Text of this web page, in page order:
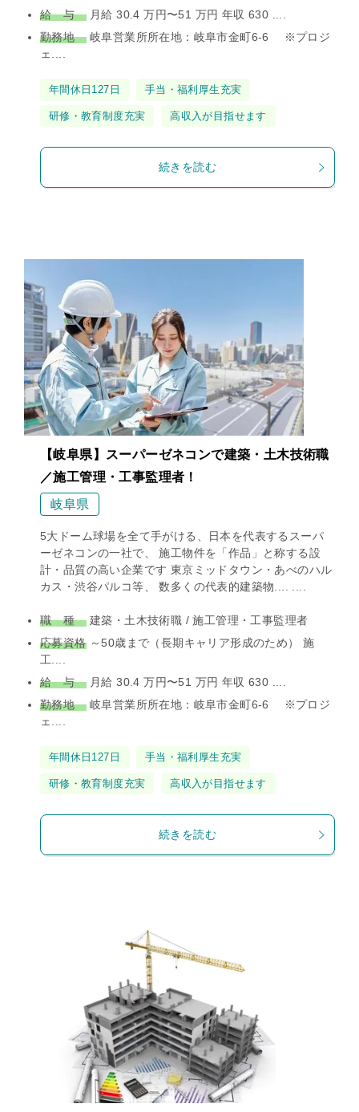
給 与月給 30.4 万円〜51 万円 年収 630 ....
勤務地岐阜営業所所在地：岐阜市金町6-6 ※プロジ
ェ....
タ年間休日127日 手当・福利厚生充実
研修・教育制度充実 高収入が目指せます
続きを読む
【岐阜県】スーパーゼネコンで建築・土木技術職
／施工管理・工事監理者！
岐阜県
5大ドーム球場を全て手がける、日本を代表するスーパ
ーゼネコンの一社で、 施工物件を「作品」と称する設
計・品質の高い企業です 東京ミッドタウン・あべのハル
カス・渋谷パルコ等、 数多くの代表的建築物.... ....
職 種建築・土木技術職 / 施工管理・工事監理者
応募資格～50歳まで（長期キャリア形成のため） 施
工....
給 与月給 30.4 万円〜51 万円 年収 630 ....
勤務地岐阜営業所所在地：岐阜市金町6-6 ※プロジ
ェ....
タ年間休日127日 手当・福利厚生充実
研修・教育制度充実 高収入が目指せます
続きを読む